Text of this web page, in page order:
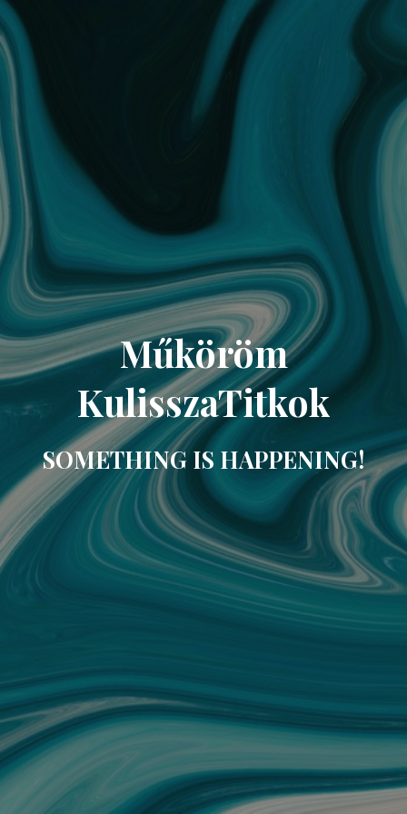
Műköröm
KulisszaTitkok
SOMETHING IS HAPPENING!